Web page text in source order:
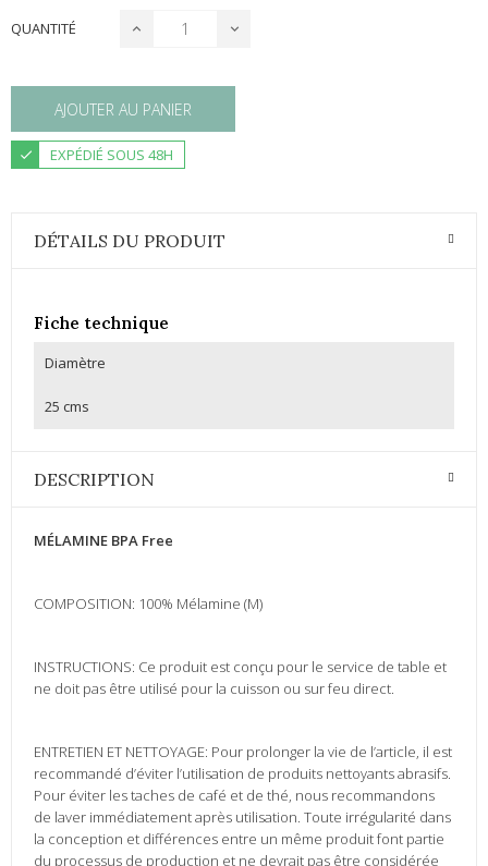
QUANTITÉ
AJOUTER AU PANIER
EXPÉDIÉ SOUS 48H
DÉTAILS DU PRODUIT
Fiche technique
Diamètre
25 cms
DESCRIPTION
MÉLAMINE BPA Free
COMPOSITION: 100% Mélamine (M)
INSTRUCTIONS: Ce produit est conçu pour le service de table et
ne doit pas être utilisé pour la cuisson ou sur feu direct.
ENTRETIEN ET NETTOYAGE: Pour prolonger la vie de l’article, il est
recommandé d’éviter l’utilisation de produits nettoyants abrasifs.
Pour éviter les taches de café et de thé, nous recommandons
de laver immédiatement après utilisation. Toute irrégularité dans
la conception et différences entre un même produit font partie
du processus de production et ne devrait pas être considérée